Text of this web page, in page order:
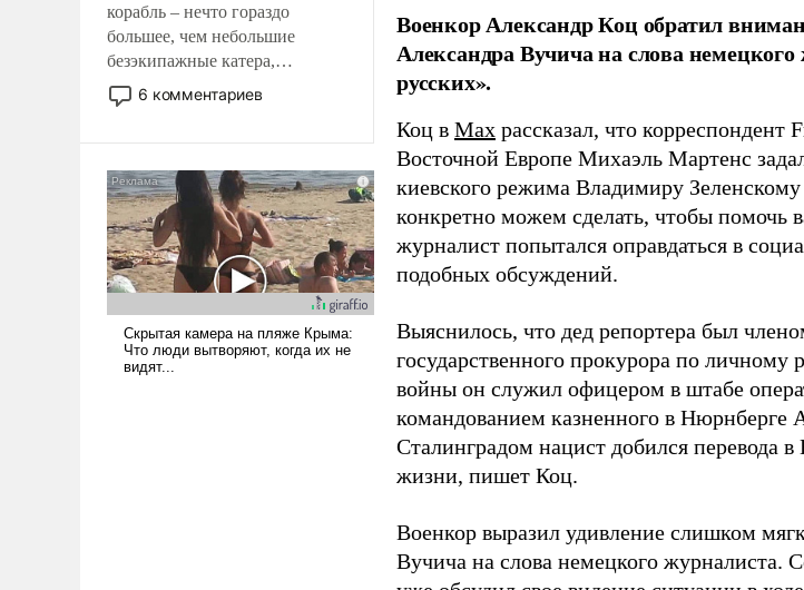
корабль – нечто гораздо
большее, чем небольшие
безэкипажные катера,
применение которых уже
стало обыденностью. Задача по
и ее реализация радикально
поднимет наши боевые
возможности.
6 комментариев
Военкор Александр Коц обратил
Александра Вучича на слова
русских».
Коц в Мах рассказал, что
Восточной Европе Михаэль Мартенс
киевского режима Владимиру
конкретно можем сделать, чтобы помочь
журналист попытался оправдаться в
подобных обсуждений.
Выяснилось, что дед репортера был
государственного прокурора по
войны он служил офицером в штабе
командованием казненного в
Сталинградом нацист добился перевода
жизни, пишет Коц.
Военкор выразил удивление слишком
Вучича на слова немецкого журналиста.